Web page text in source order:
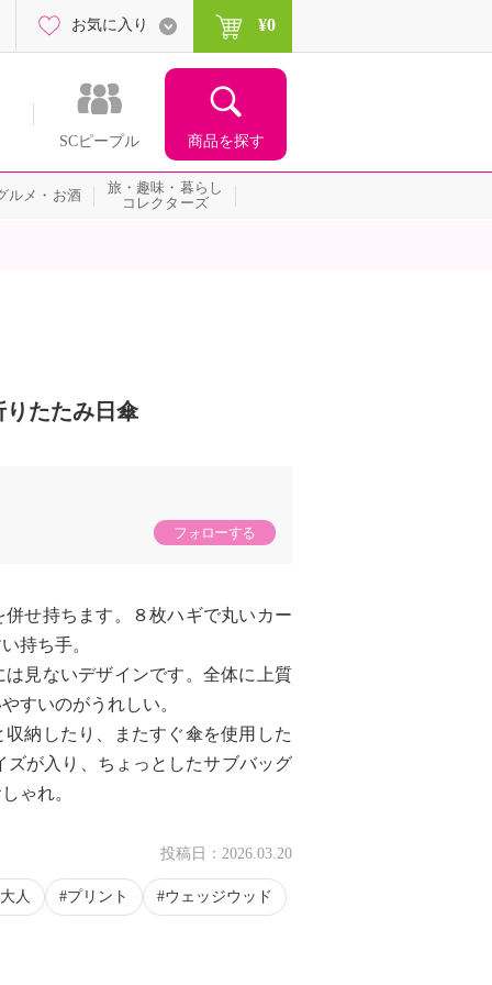
SCピープル 商品を探す
お気に入り ¥0
ルメ・お酒
旅・趣味・暮らし
コレクターズ
りたたみ日傘
フォローする
せ持ちます。８枚ハギで丸いカー
持ち手。
見ないデザインです。全体に上質
すいのがうれしい。
納したり、またすぐ傘を使用した
が入り、ちょっとしたサブバッグ
ゃれ。
投稿日： 2026.03.20
大人 プリント ウェッジウッド